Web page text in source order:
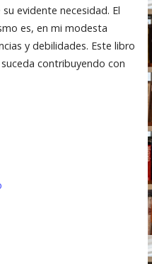
evidente necesidad. El
es, en mi modesta
y debilidades. Este libro
contribuyendo con